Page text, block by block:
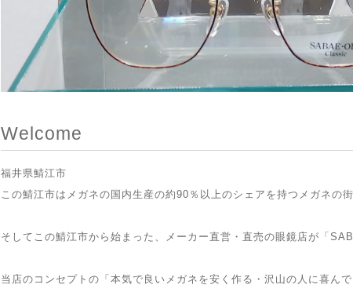
Welcome
福井県鯖江市
この鯖江市はメガネの国内生産の約90％以上のシェアを持つメガネの
そしてこの鯖江市から始まった、メーカー直営・直売の眼鏡店が「
当店のコンセプトの「本気で良いメガネを安く作る・沢山の人に喜ん